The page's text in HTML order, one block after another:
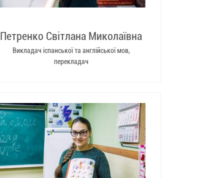
Петренко Світлана Миколаївна
Викладач іспанської та англійської мов,
перекладач